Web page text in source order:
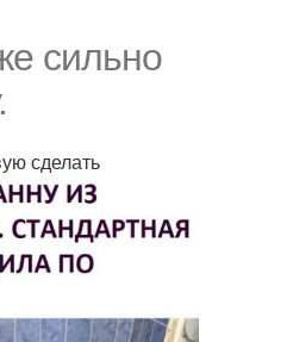
сильно
сделать